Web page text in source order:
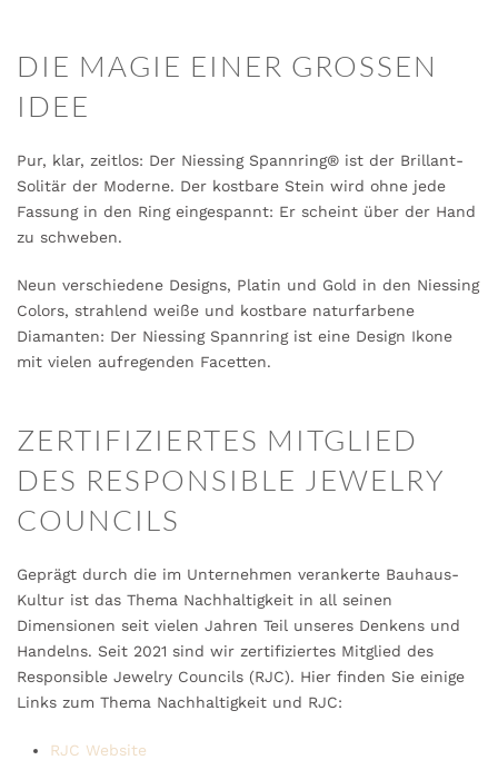
DIE MAGIE EINER GROSSEN
IDEE
Pur, klar, zeitlos: Der Niessing Spannring® ist der Brillant-
Solitär der Moderne. Der kostbare Stein wird ohne jede
Fassung in den Ring eingespannt: Er scheint über der Hand
zu schweben.
Neun verschiedene Designs, Platin und Gold in den Niessing
Colors, strahlend weiße und kostbare naturfarbene
Diamanten: Der Niessing Spannring ist eine Design Ikone
mit vielen aufregenden Facetten.
ZERTIFIZIERTES MITGLIED
DES RESPONSIBLE JEWELRY
COUNCILS
Geprägt durch die im Unternehmen verankerte Bauhaus-
Kultur ist das Thema Nachhaltigkeit in all seinen
Dimensionen seit vielen Jahren Teil unseres Denkens und
Handelns. Seit 2021 sind wir zertifiziertes Mitglied des
Responsible Jewelry Councils (RJC). Hier finden Sie einige
Links zum Thema Nachhaltigkeit und RJC:
RJC Website